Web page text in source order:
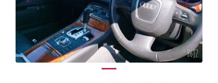
Previous Next